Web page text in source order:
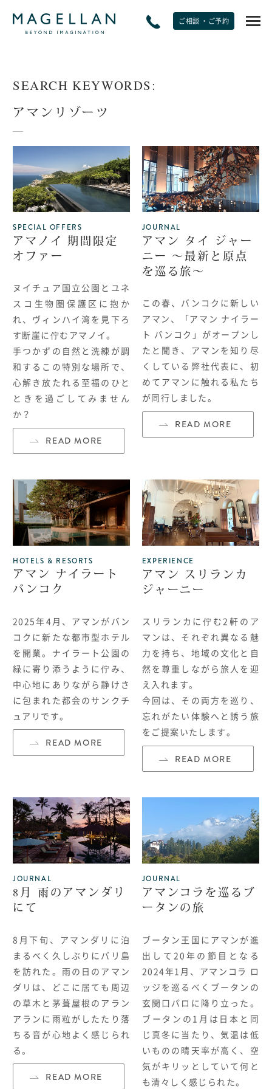
EXPERIENCE
トラベルジャーナル
SPECIAL OFFERS
期間限定オファー
PLANS
モデルプラン
HOTELS & RESORTS
MAGELLAN's Choice
ABOUT US PARTNERS THE LOUNGE INSIGNIA
ご相談 ・ご予約
SEARCH KEYWORDS:
アマンリゾーツ
SPECIAL OFFERS
アマノイ 期間限定
オファー
ヌイチュア国立公園とユネ
スコ生物圏保護区に抱か
れ、ヴィンハイ湾を見下ろ
す断崖に佇むアマノイ。
手つかずの自然と洗練が調
和するこの特別な場所で、
心解き放たれる至福のひと
ときを過ごしてみません
か？
READ MORE
JOURNAL
アマン タイ ジャー
ニー ～最新と原点
を巡る旅～
この春、バンコクに新しい
アマン、「アマン ナイラー
ト バンコク」がオープンし
たと聞き、アマンを知り尽
くしている弊社代表に、初
めてアマンに触れる私たち
が同行しました。
READ MORE
HOTELS & RESORTS
アマン ナイラート
バンコク
2025年4月、アマンがバン
コクに新たな都市型ホテル
を開業。ナイラート公園の
緑に寄り添うように佇み、
中心地にありながら静けさ
に包まれた都会のサンクチ
ュアリです。
READ MORE
EXPERIENCE
アマン スリランカ
ジャーニー
スリランカに佇む2 軒のア
マンは、それぞれ異なる魅
力を持ち、地域の文化と自
然を尊重しながら旅人を迎
え入れます。
今回は、その両方を巡り、
忘れがたい体験へと誘う旅
をご提案いたします。
READ MORE
JOURNAL
8月 雨のアマンダリ
にて
8月下旬、アマンダリに泊
まるべく久しぶりにバリ島
を訪れた。雨の日のアマン
ダリは、どこに居ても周辺
の草木と茅葺屋根のアラン
アランに雨粒がしたたり落
ちる音が心地よく感じられ
る。
READ MORE
JOURNAL
アマンコラを巡るブ
ータンの旅
ブータン王国にアマンが進
出して20 年の節目となる
2024年1 月、アマンコラ ロ
ッジを巡るべくブータンの
玄関口パロに降り立った。
ブータンの 1 月は日本と同
じ真冬に当たり、気温は低
いものの晴天率が高く、空
気がキリッとしていて何と
も清々しく感じられた。